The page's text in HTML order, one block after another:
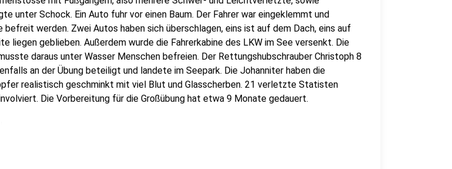
unter Schock. Ein Auto fuhr vor einen Baum. Der Fahrer war eingeklemmt und
befreit werden. Zwei Autos haben sich überschlagen, eins ist auf dem Dach, eins auf
liegen geblieben. Außerdem wurde die Fahrerkabine des LKW im See versenkt. Die
daraus unter Wasser Menschen befreien. Der Rettungshubschrauber Christoph 8
an der Übung beteiligt und landete im Seepark. Die Johanniter haben die
realistisch geschminkt mit viel Blut und Glasscherben. 21 verletzte Statisten
Die Vorbereitung für die Großübung hat etwa 9 Monate gedauert.